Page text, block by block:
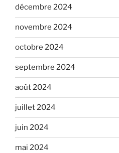
décembre 2024
novembre 2024
octobre 2024
septembre 2024
août 2024
juillet 2024
juin 2024
mai 2024